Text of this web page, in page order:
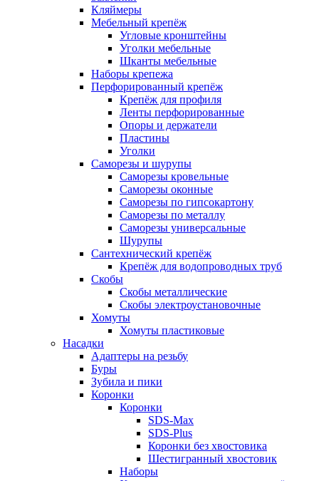
Кляймеры
Мебельный крепёж
Угловые кронштейны
Уголки мебельные
Шканты мебельные
Наборы крепежа
Перфорированный крепёж
Крепёж для профиля
Ленты перфорированные
Опоры и держатели
Пластины
Уголки
Саморезы и шурупы
Саморезы кровельные
Саморезы оконные
Саморезы по гипсокартону
Саморезы по металлу
Саморезы универсальные
Шурупы
Сантехнический крепёж
Крепёж для водопроводных труб
Скобы
Скобы металлические
Скобы электроустановочные
Хомуты
Хомуты пластиковые
Насадки
Адаптеры на резьбу
Буры
Зубила и пики
Коронки
Коронки
SDS-Max
SDS-Plus
Коронки без хвостовика
Шестигранный хвостовик
Наборы